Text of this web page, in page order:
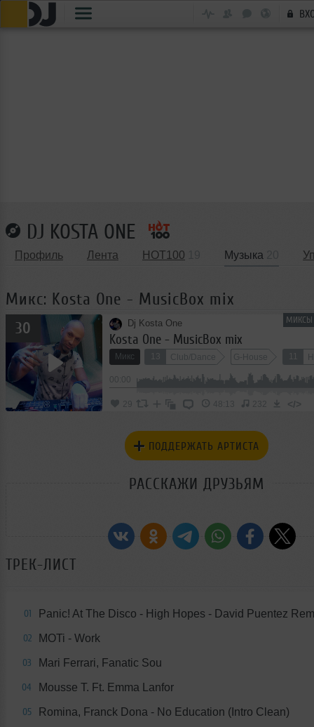
DJ KOSTA ONE
Профиль Лента HOT100 Музыка
Микс: Kosta One - MusicBox mix
МИКСЫ
30 Dj Kosta One
Kosta One - MusicBox mix
Микс 13 Club/Dance G-House 11
29 48:13 232 </>
ПОДДЕРЖАТЬ АРТИСТА
РАССКАЖИ ДРУЗЬЯМ
ТРЕК-ЛИСТ
01 Panic! At The Disco - High Hopes - David Puentez
02 MOTi - Work
03 Mari Ferrari, Fanatic Sou
04 Mousse T. Ft. Emma Lanfor
05 Romina, Franck Dona - No Education (Intro Clean)